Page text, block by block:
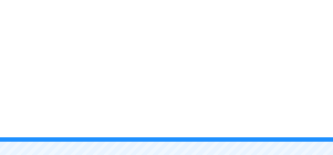
ことが大切。